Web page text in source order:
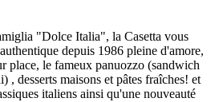
"Dolce Italia", la Casetta vous
depuis 1986 pleine d'amore,
place, le fameux panuozzo (sandwich
, desserts maisons et pâtes fraîches! et
italiens ainsi qu'une nouveauté